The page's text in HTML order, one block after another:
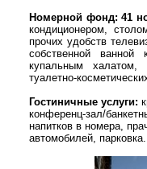
Номерной фонд: 41
кондиционером,
прочих удобств
собственной ванной
купальным халатом,
туалетно-
Гостиничные услуги:
конференц-зал/
напитков в номера,
автомобилей, парковка.